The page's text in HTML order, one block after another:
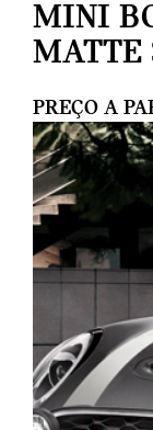
MINI
MATTE
PREÇO A